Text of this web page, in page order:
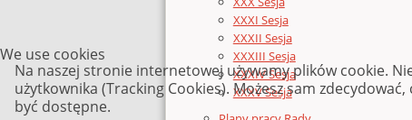
XXXI Sesja
XXXII Sesja
XXXIII Sesja
XXXIV Sesja
XXXV Sesja
We use cookies
Na naszej stronie internetowej używamy plików cookie.
użytkownika (Tracking Cookies). Możesz sam
być dostępne.